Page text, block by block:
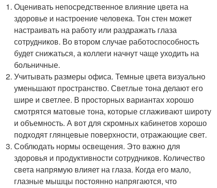
Оценивать непосредственное влияние цвета на
здоровье и настроение человека. Тон стен может
настраивать на работу или раздражать глаза
сотрудников. Во втором случае работоспособность
будет снижаться, а коллеги начнут чаще уходить на
больничные.
Учитывать размеры офиса. Темные цвета визуально
уменьшают пространство. Светлые тона делают его
шире и светлее. В просторных вариантах хорошо
смотрятся матовые тона, которые сглаживают широту
и объемность. А вот для скромных кабинетов хорошо
подходят глянцевые поверхности, отражающие свет.
Соблюдать нормы освещения. Это важно для
здоровья и продуктивности сотрудников. Количество
света напрямую влияет на глаза. Когда его мало,
глазные мышцы постоянно напрягаются, что